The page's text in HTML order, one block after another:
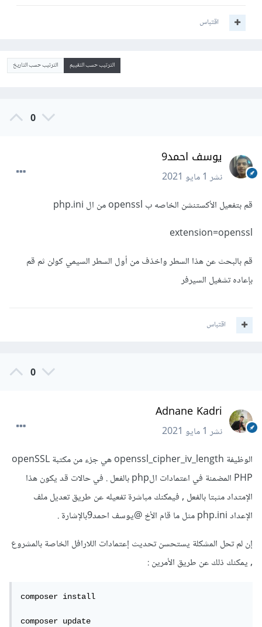
اقتباس
الترتيب حسب التقييم الترتيب حسب التاريخ
0
يوسف احمد9
نشر1 مايو 2021
قم بتفعيل الأكستنشن الخاصه ب openssl من ال php.ini
extension=openssl
قم بالبحث عن هذا السطر واخذف من أول السطر السيمي كولن ثم قم
بإعاده تشغيل السيرفر
اقتباس
0
Adnane Kadri
نشر1 مايو 2021
الوظيفة openssl_cipher_iv_length هي جزء من مكتبة openSSL
PHP المضمنة في اعتمادات الphp بالفعل . في حالات قد يكون هذا
الإمتداد مثبتا بالفعل , فيمكنك مباشرة تفعيله عن طريق تعديل ملف
الإعداد php.ini مثل ما قام الأخ
@يوسف احمد9 بالإشارة .
إن لم تحل المشكلة يستحسن تحديث إعتمادات اللارافل الخاصة بالمشروع
, يمكنك ذلك عن طريق الأمرين :
composer install
composer update